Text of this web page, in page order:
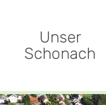
Unser
Schonach